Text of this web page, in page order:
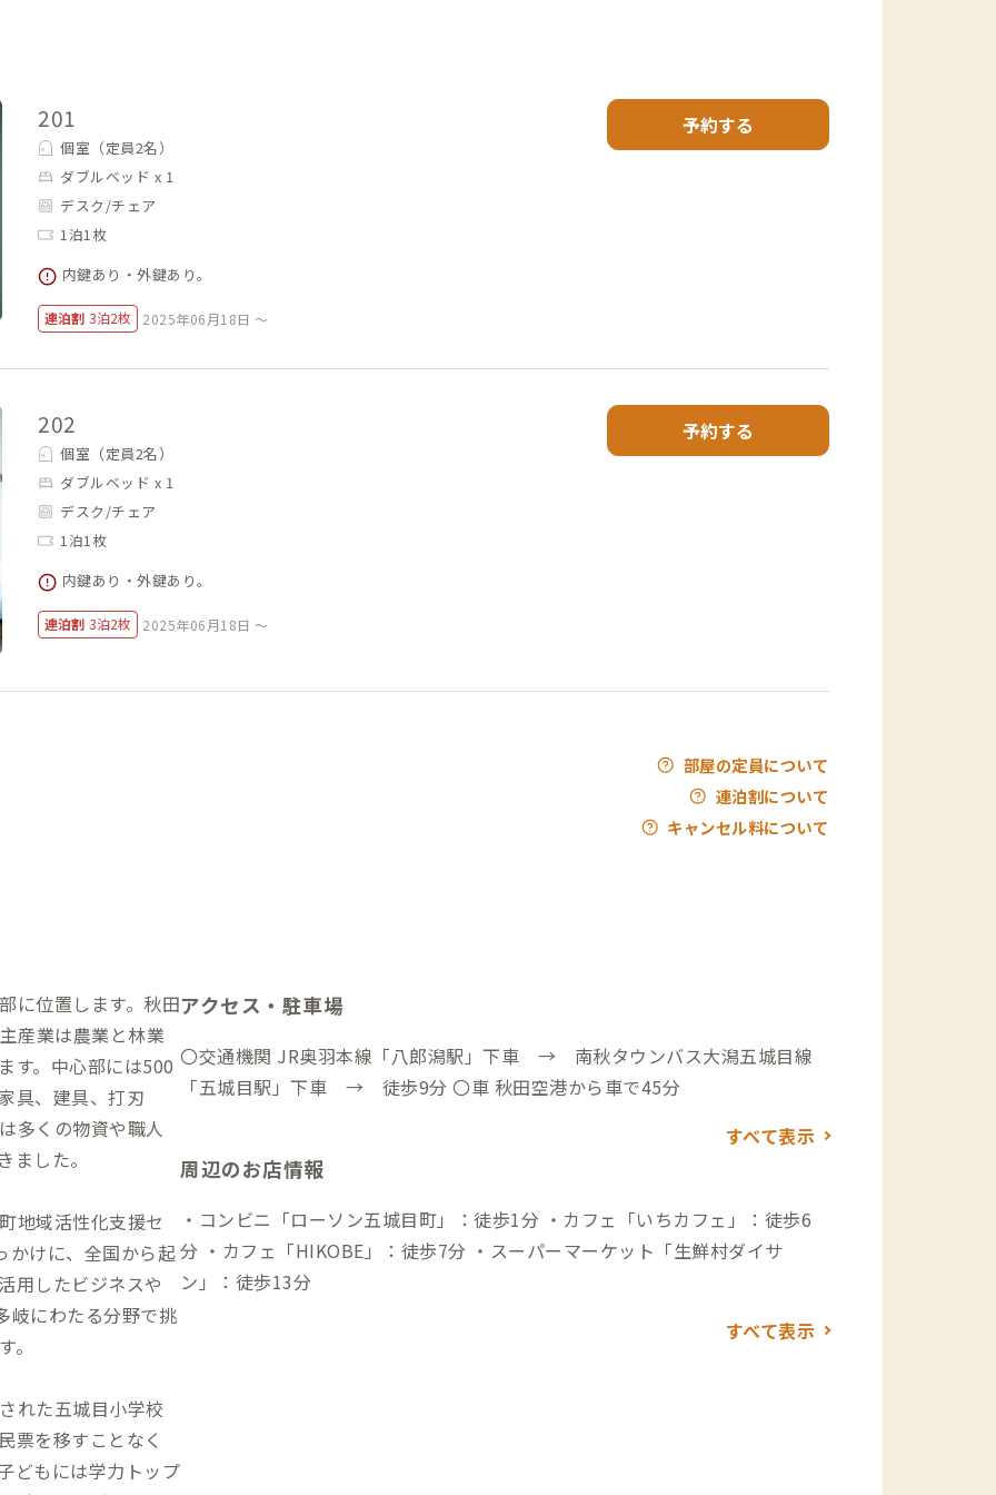
201
個室（定員2名）
ダブルベッド x 1
デスク/チェア
1泊1枚
内鍵あり・外鍵あり。
連泊割 3泊2枚 2025年06月18日 ～
予約する
202
個室（定員2名）
ダブルベッド x 1
デスク/チェア
1泊1枚
内鍵あり・外鍵あり。
連泊割 3泊2枚 2025年06月18日 ～
予約する
部屋の定員について
連泊割について
キャンセル料について
に位置します。秋田
産業は農業と林業
す。中心部には500
具、建具、打刃
多くの物資や職人
した。
地域活性化支援セ
かけに、全国から起
用したビジネスや
岐にわたる分野で挑
れた五城目小学校
票を移すことなく
どもには学力トップ
アクセス・駐車場
〇交通機関 JR奥羽本線「八郎潟駅」下車 → 南秋タウンバス大潟五城目線
「五城目駅」下車 → 徒歩9分 〇車 秋田空港から車で45分
すべて表示
周辺のお店情報
・コンビニ「ローソン五城目町」：徒歩1分 ・カフェ「いちカフェ」：徒歩6
分 ・カフェ「HIKOBE」：徒歩7分 ・スーパーマーケット「生鮮村ダイサ
ン」：徒歩13分
すべて表示